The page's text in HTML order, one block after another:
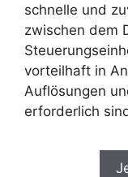
schnelle und
zwischen dem
vorteilhaft in
Auflösungen
erforderlich